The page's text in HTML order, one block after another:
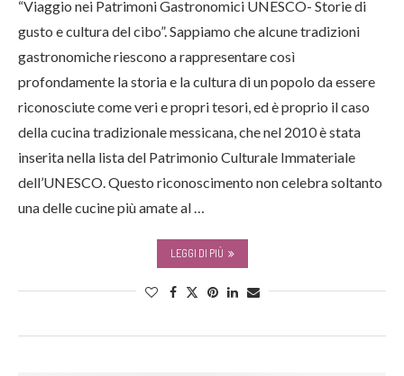
“Viaggio nei Patrimoni Gastronomici UNESCO- Storie di
gusto e cultura del cibo”. Sappiamo che alcune tradizioni
gastronomiche riescono a rappresentare così
profondamente la storia e la cultura di un popolo da essere
riconosciute come veri e propri tesori, ed è proprio il caso
della cucina tradizionale messicana, che nel 2010 è stata
inserita nella lista del Patrimonio Culturale Immateriale
dell’UNESCO. Questo riconoscimento non celebra soltanto
una delle cucine più amate al …
LEGGI DI PIÙ